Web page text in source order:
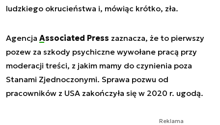
ludzkiego okrucieństwa i, mówiąc krótko, zła.
Agencja Associated Press zaznacza, że to pierwszy
pozew za szkody psychiczne wywołane pracą przy
moderacji treści, z jakim mamy do czynienia poza
Stanami Zjednoczonymi. Sprawa pozwu od
pracowników z USA zakończyła się w 2020 r. ugodą.
Reklama